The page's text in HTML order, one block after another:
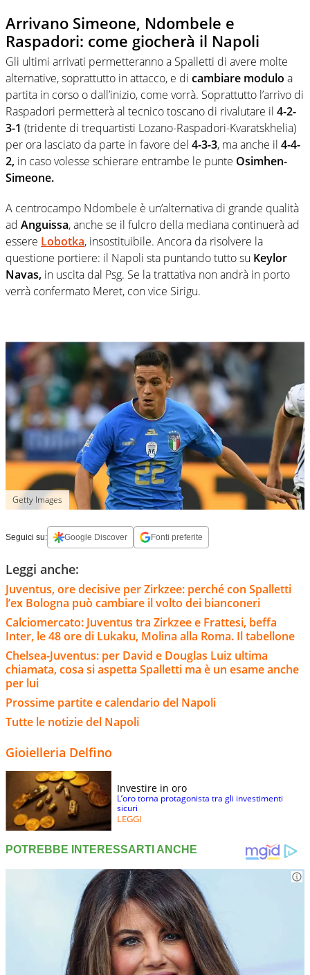
Arrivano Simeone, Ndombele e
Raspadori: come giocherà il Napoli
Gli ultimi arrivati permetteranno a Spalletti di avere molte
alternative, soprattutto in attacco, e di cambiare modulo a
partita in corso o dall’inizio, come vorrà. Soprattutto l’arrivo di
Raspadori permetterà al tecnico toscano di rivalutare il 4-2-
3-1 (tridente di trequartisti Lozano-Raspadori-Kvaratskhelia)
per ora lasciato da parte in favore del 4-3-3, ma anche il 4-4-
2, in caso volesse schierare entrambe le punte Osimhen-
Simeone.
A centrocampo Ndombele è un’alternativa di grande qualità
ad Anguissa, anche se il fulcro della mediana continuerà ad
essere Lobotka, insostituibile. Ancora da risolvere la
questione portiere: il Napoli sta puntando tutto su Keylor
Navas, in uscita dal Psg. Se la trattativa non andrà in porto
verrà confermato Meret, con vice Sirigu.
Getty Images
Seguici su: Google Discover Fonti preferite
Leggi anche:
Juventus, ore decisive per Zirkzee: perché con Spalletti
l’ex Bologna può cambiare il volto dei bianconeri
Calciomercato: Juventus tra Zirkzee e Frattesi, beffa
Inter, le 48 ore di Lukaku, Molina alla Roma. Il tabellone
Chelsea-Juventus: per David e Douglas Luiz ultima
chiamata, cosa si aspetta Spalletti ma è un esame anche
per lui
Prossime partite e calendario del Napoli
Tutte le notizie del Napoli
Gioielleria Delfino
Investire in oro
L’oro torna protagonista tra gli investimenti
sicuri
LEGGI